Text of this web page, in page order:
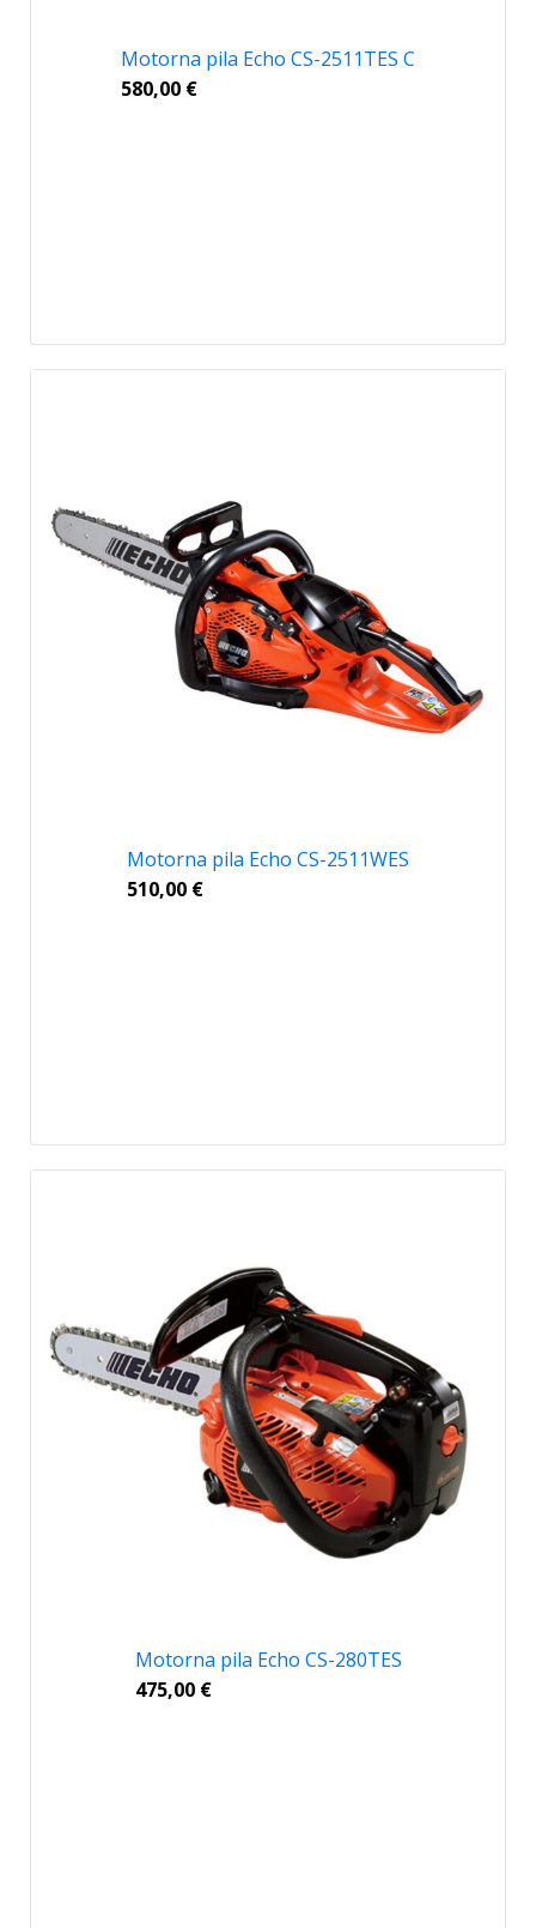
Motorna pila Echo CS-2511TES C
580,00 €
Motorna pila Echo CS-2511WES
510,00 €
Motorna pila Echo CS-280TES
475,00 €